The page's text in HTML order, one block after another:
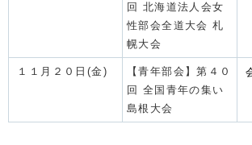
回 北海道法人会女
性部会全道大会 札
幌大会
１１月２０日(金)
【青年部会】第４０
回 全国青年の集い
島根大会